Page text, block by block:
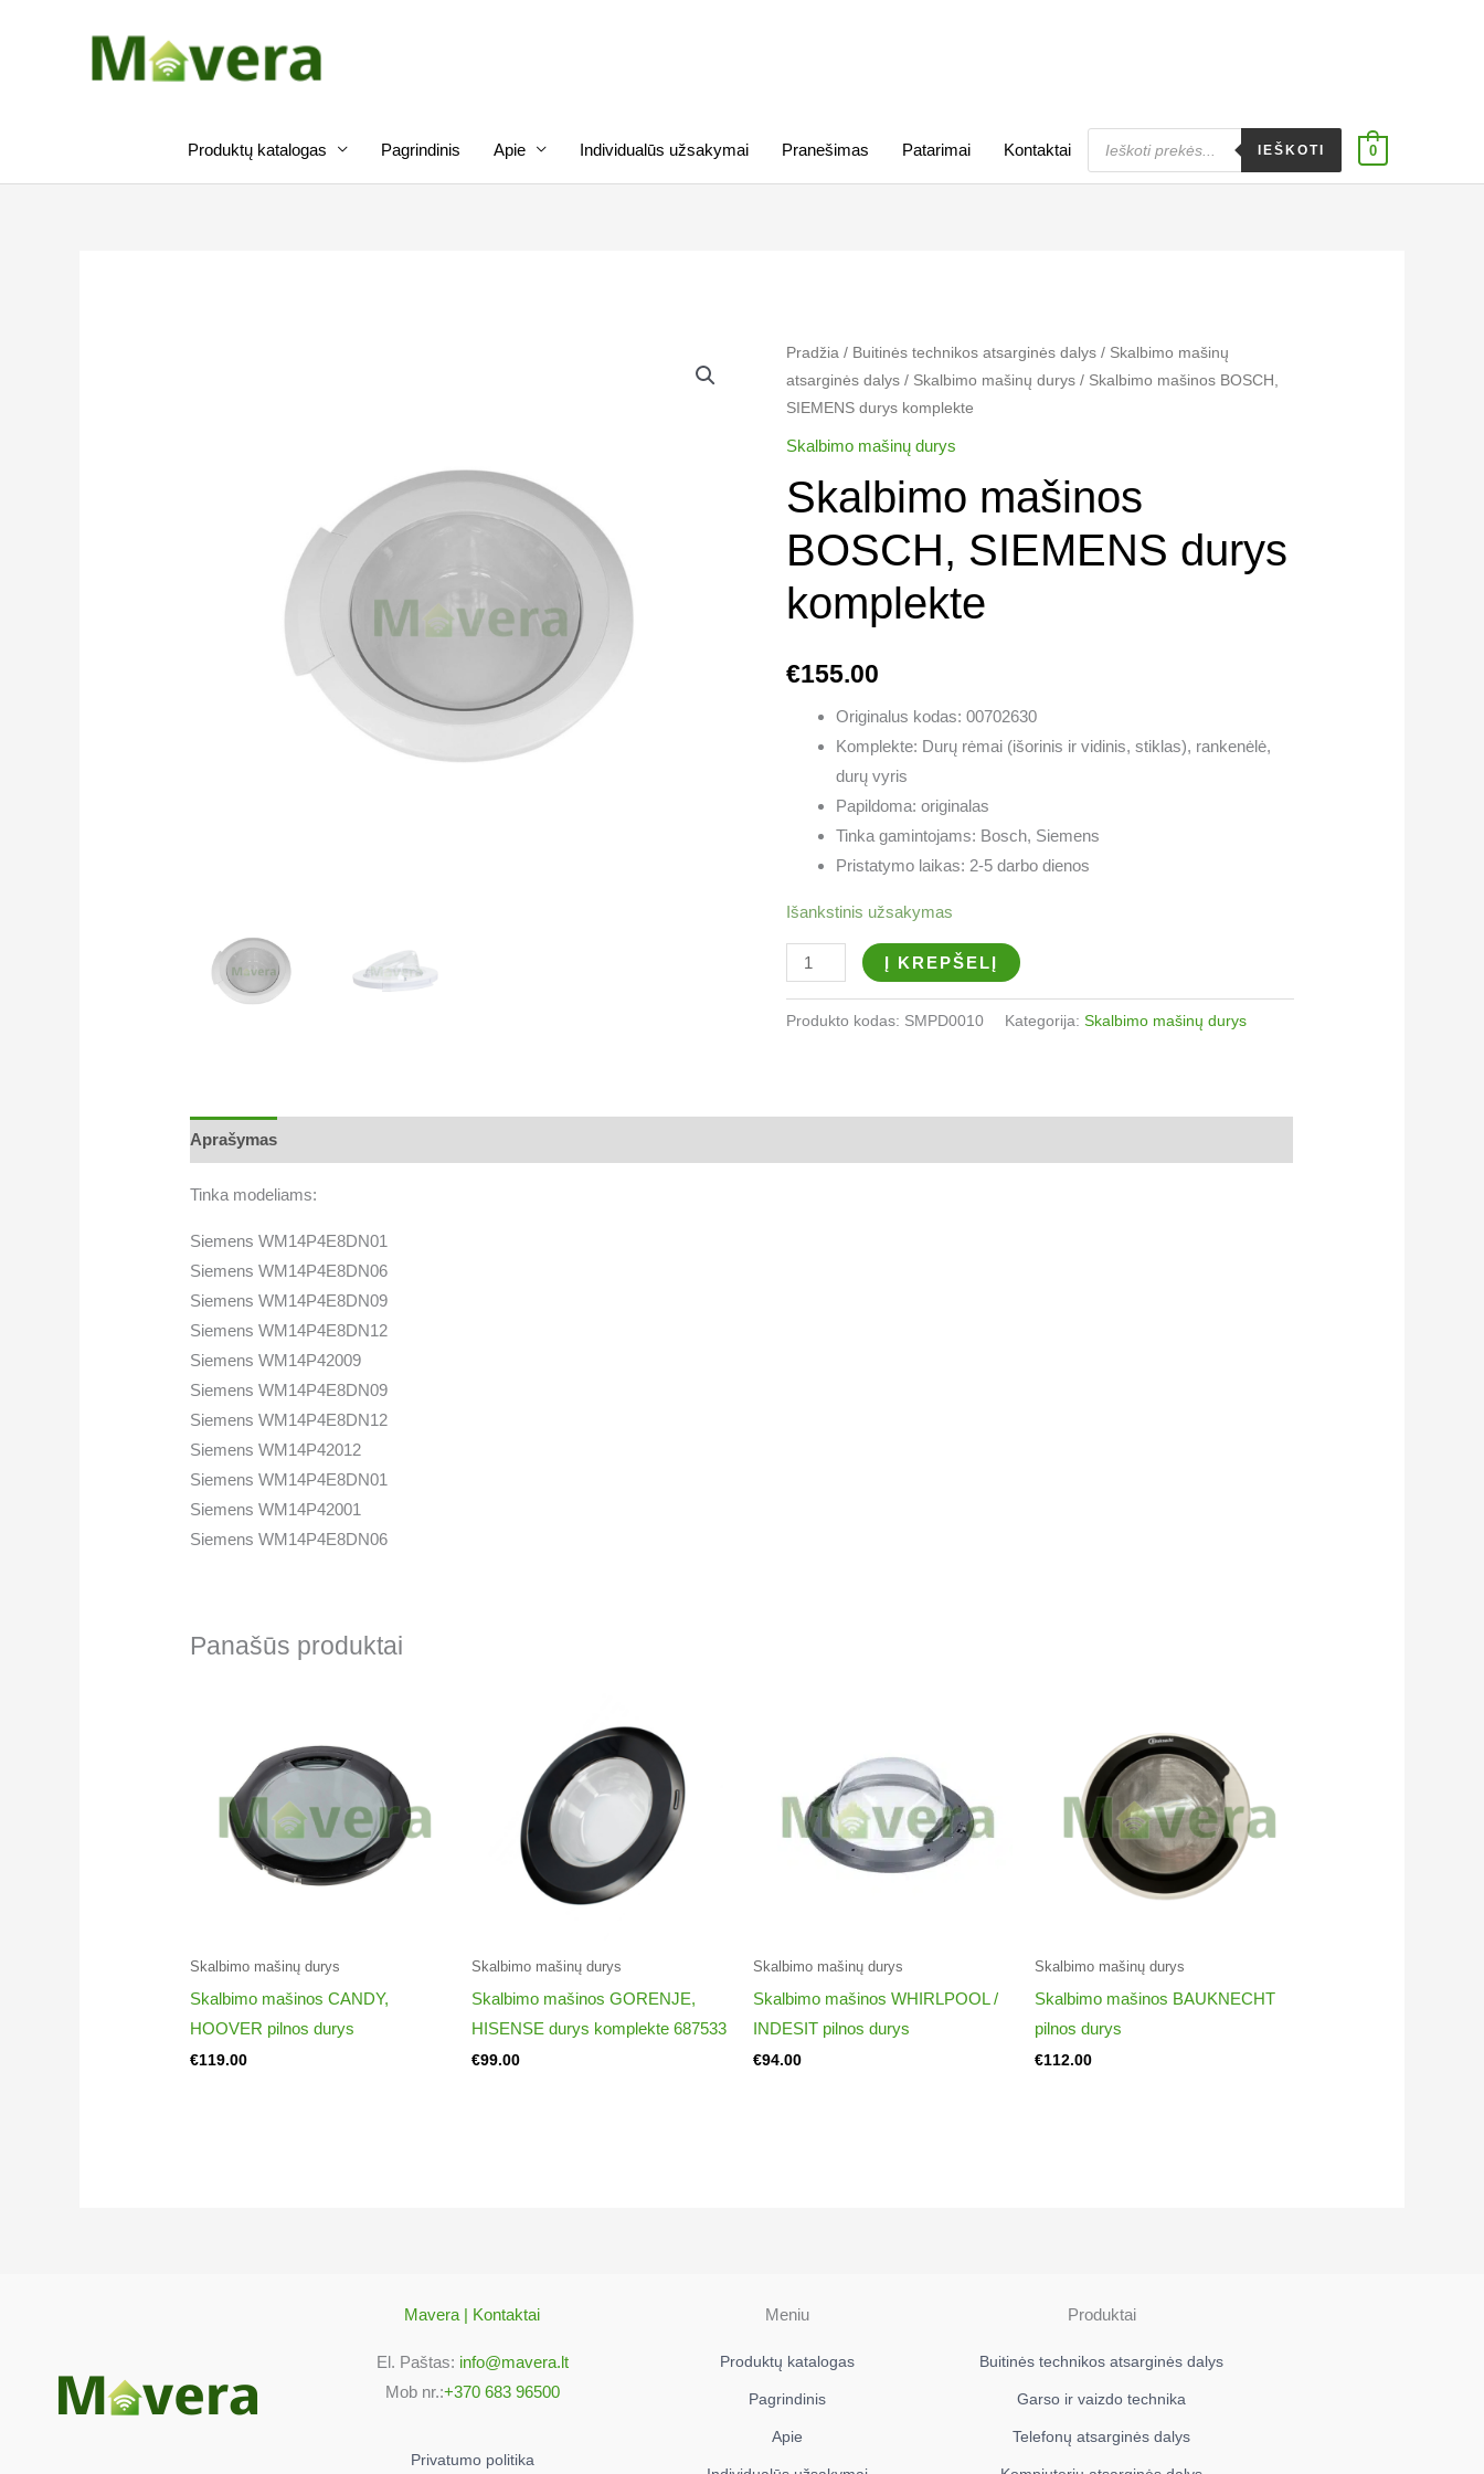
Produktų katalogas Pagrindinis Apie Individualūs užsakymai Pranešimas Patarimai Kontaktai
Products
search
IEŠKOTI 0
Pradžia / Buitinės technikos atsarginės dalys / Skalbimo mašinų
atsarginės dalys / Skalbimo mašinų durys / Skalbimo mašinos BOSCH,
SIEMENS durys komplekte
Skalbimo mašinų durys
Skalbimo mašinos
BOSCH, SIEMENS durys
komplekte
€155.00
Originalus kodas: 00702630
Komplekte: Durų rėmai (išorinis ir vidinis, stiklas), rankenėlė,
durų vyris
Papildoma: originalas
Tinka gamintojams: Bosch, Siemens
Pristatymo laikas: 2-5 darbo dienos
Išankstinis užsakymas
produkto
kiekis:
Skalbimo
mašinos
SIEMENS
durys
komplekte
Į KREPŠELĮ
Produkto kodas: SMPD0010 Kategorija: Skalbimo mašinų durys
Aprašymas
Tinka modeliams:
Siemens WM14P4E8DN01
Siemens WM14P4E8DN06
Siemens WM14P4E8DN09
Siemens WM14P4E8DN12
Siemens WM14P42009
Siemens WM14P4E8DN09
Siemens WM14P4E8DN12
Siemens WM14P42012
Siemens WM14P4E8DN01
Siemens WM14P42001
Siemens WM14P4E8DN06
Panašūs produktai
Skalbimo mašinų durys
Skalbimo mašinos CANDY,
HOOVER pilnos durys
€119.00
Skalbimo mašinų durys
Skalbimo mašinos GORENJE,
HISENSE durys komplekte 687533
€99.00
Skalbimo mašinų durys
Skalbimo mašinos WHIRLPOOL /
INDESIT pilnos durys
€94.00
Skalbimo mašinų durys
Skalbimo mašinos BAUKNECHT
pilnos durys
€112.00
Mavera | Kontaktai
El. Paštas: info@mavera.lt
Mob nr.:+370 683 96500
Privatumo politika
Meniu
Produktų katalogas
Pagrindinis
Apie
Produktai
Buitinės technikos atsarginės dalys
Garso ir vaizdo technika
Telefonų atsarginės dalys